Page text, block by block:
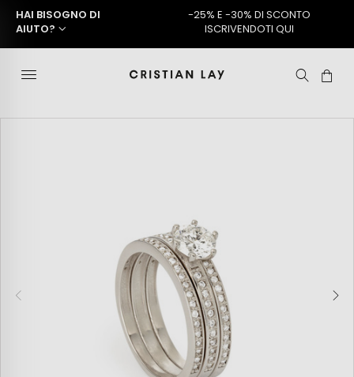
HAI BISOGNO DI
AIUTO?
-25% E -30% DI SCONTO
ISCRIVENDOTI QUI